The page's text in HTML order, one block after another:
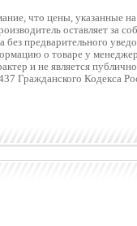
что цены, указанные на
оставляет за
без предварительного
о товаре у
и не является
Гражданского Кодекса